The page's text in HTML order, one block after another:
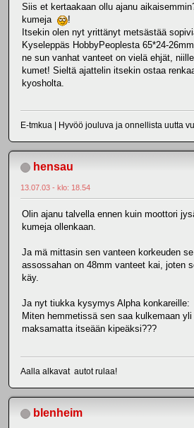
Siis et kertaakaan ollu ajanu
kumeja
!
Itsekin olen nyt yrittänyt metsästää
Kyseleppäs HobbyPeoplesta 65*24-
ne sun vanhat vanteet on vielä ehjät,
kumet! Sieltä ajattelin itsekin ostaa
kyosholta.
E-tmkua | Hyvöö jouluva ja onnellista uutta
hensau
13.07.03 - klo: 18.54
Olin ajanu talvella ennen kuin moottori
kumeja ollenkaan.
Ja mä mittasin sen vanteen korkeuden
assossahan on 48mm vanteet kai, joten
käy.
Ja nyt tiukka kysymys Alpha konkareille:
Miten hemmetissä sen saa kulkemaan
maksamatta itseään kipeäksi???
Aalla alkavat autot rulaa!
blenheim